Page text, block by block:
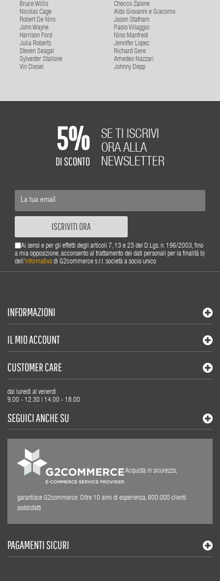
Bruce Willis
Checco Zalone
Nicolas Cage
Aldo Giovanni e Giacomo
Robert De Niro
Jason Statham
John Wayne
Paolo Villaggio
Harrison Ford
Nino Manfredi
Julia Roberts
Jennifer Lopez
Steven Seagal
Richard Gere
Sylvester Stallone
Amedeo Nazzari
Vin Diesel
Johnny Depp
5%
DI SCONTO
SE TI ISCRIVI
ORA ALLA
NEWSLETTER
ISCRIVITI ORA
Ai sensi e per gli effetti degli articoli 7, 13 e 23 del D.Lgs. n. 196/2003, fino
a mia opposizione, acconsento al trattamento dei dati personali per la finalità b)
dell'informativa di G2commerce s.r.l. società a socio unico
INFORMAZIONI
IL MIO ACCOUNT
CUSTOMER CARE
dal lunedì al venerdì
9.00 - 12.30 | 14.00 - 18.00
SEGUICI ANCHE SU
Acquista in sicurezza,
garantisce G2commerce. Oltre 10 anni di esperienza, 800.000 clienti
soddisfatti
PAGAMENTI SICURI